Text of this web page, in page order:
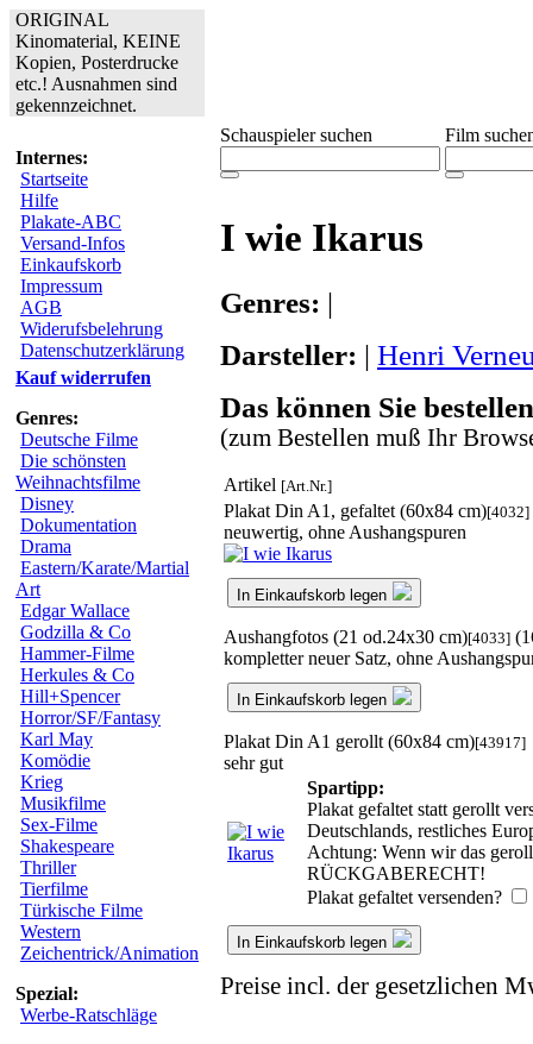
ORIGINAL
Kinomaterial, KEINE
Kopien, Posterdrucke
etc.! Ausnahmen sind
gekennzeichnet.
Internes:
Startseite
Hilfe
Plakate-ABC
Versand-Infos
Einkaufskorb
Impressum
AGB
Widerufsbelehrung
Datenschutzerklärung
Kauf widerrufen
Genres:
Deutsche Filme
Die schönsten
Weihnachtsfilme
Disney
Dokumentation
Drama
Eastern/Karate/Martial
Art
Edgar Wallace
Godzilla & Co
Hammer-Filme
Herkules & Co
Hill+Spencer
Horror/SF/Fantasy
Karl May
Komödie
Krieg
Musikfilme
Sex-Filme
Shakespeare
Thriller
Tierfilme
Türkische Filme
Western
Zeichentrick/Animation
Spezial:
Werbe-Ratschläge
Schauspieler suchen Film
I wie Ikarus
Genres: |
Darsteller: | Henri
Das können Sie
(zum Bestellen muß Ihr
Artikel [Art.Nr.]
Plakat Din A1, gefaltet (60x84 cm)[4032]
neuwertig, ohne Aushangspuren
In Einkaufskorb legen
Aushangfotos (21 od.24x30 cm)[4033]
kompletter neuer Satz, ohne
In Einkaufskorb legen
Plakat Din A1 gerollt (60x84 cm)[43917]
sehr gut
Spartipp:
Plakat gefaltet statt gerollt
Deutschlands, restliches
Achtung: Wenn wir das
RÜCKGABERECHT!
Plakat gefaltet versenden?
In Einkaufskorb legen
Preise incl. der gesetzlichen